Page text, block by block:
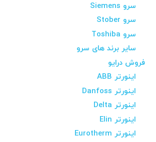
سرو Siemens
سرو Stober
سرو Toshiba
سایر برند های سرو
فروش درایو
اینورتر ABB
اینورتر Danfoss
اینورتر Delta
اینورتر Elin
اینورتر Eurotherm